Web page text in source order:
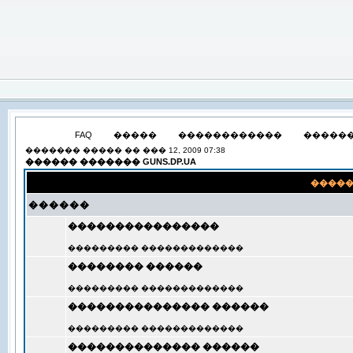
FAQ ����� ������������
������� ����� �� ��� 12, 2009 07:38
������ ������� GUNS.DP.UA
�����
������
����������������
��������� �������������
�������� ������
��������� �������������
��������������� ������
��������� �������������
�������������� ������